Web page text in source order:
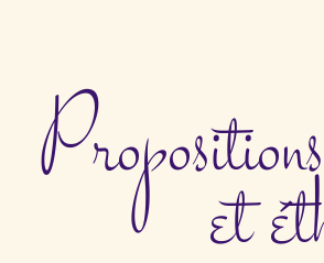
Propositions
et